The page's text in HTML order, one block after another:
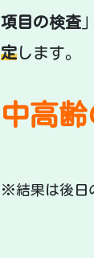
項目の検査
定 します。
中高齢
※結果は後日